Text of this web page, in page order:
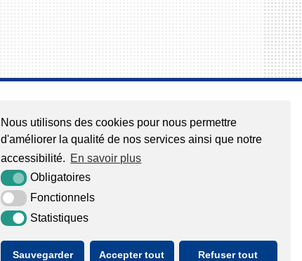
Nous utilisons des cookies pour nous permettre
d'améliorer la qualité de nos services ainsi que notre
accessibilité. En savoir plus
Obligatoires
Fonctionnels
Statistiques
Sauvegarder Accepter tout Refuser tout